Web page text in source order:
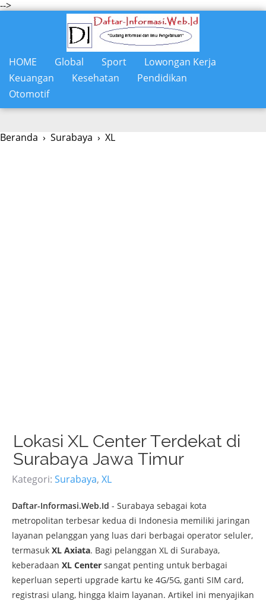
-->
HOME Global Sport
Lowongan Kerja
Keuangan
Kesehatan
Pendidikan
Otomotif
Beranda › Surabaya › XL
Lokasi XL Center Terdekat di
Surabaya Jawa Timur
Kategori: Surabaya, XL
Daftar-Informasi.Web.Id - Surabaya sebagai kota
metropolitan terbesar kedua di Indonesia memiliki jaringan
layanan pelanggan yang luas dari berbagai operator seluler,
termasuk XL Axiata. Bagi pelanggan XL di Surabaya,
keberadaan XL Center sangat penting untuk berbagai
keperluan seperti upgrade kartu ke 4G/5G, ganti SIM card,
registrasi ulang, hingga klaim layanan. Artikel ini menyajikan